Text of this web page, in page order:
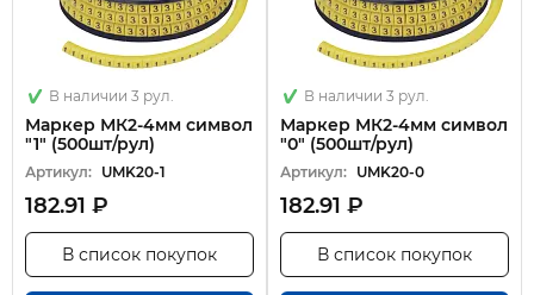
В наличии 3 рул.
Маркер МК2-4мм символ
"1" (500шт/рул)
Артикул: UMK20-1
182.91 ₽
В список покупок
В наличии 3 рул.
Маркер МК2-4мм символ
"0" (500шт/рул)
Артикул: UMK20-0
182.91 ₽
В список покупок